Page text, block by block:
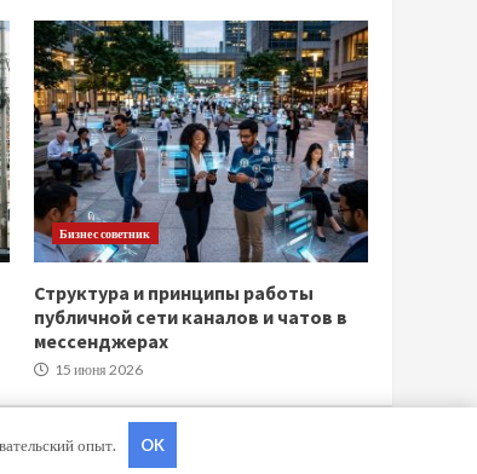
Бизнес советник
Структура и принципы работы
публичной сети каналов и чатов в
мессенджерах
15 июня 2026
опыт. OK